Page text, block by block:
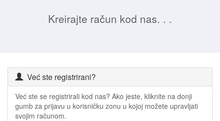
Kreirajte račun kod nas. . .
Već ste registrirani?
Već ste se registrirali kod nas? Ako jeste, kliknite na donji
gumb za prijavu u korisničku zonu u kojoj možete upravljati
svojim računom.